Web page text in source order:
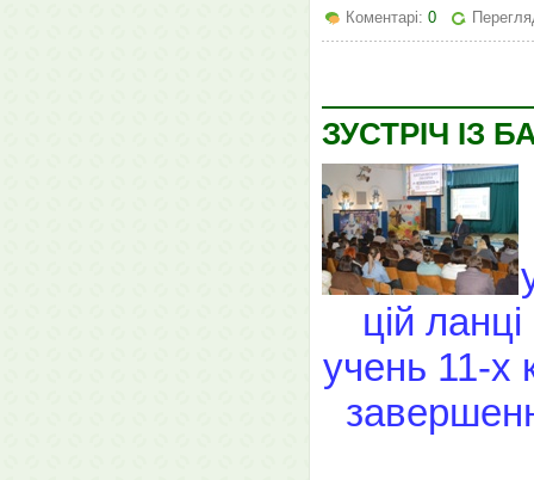
Коментарі: 0
ЗУСТРІЧ ІЗ
цій
учень 11-х